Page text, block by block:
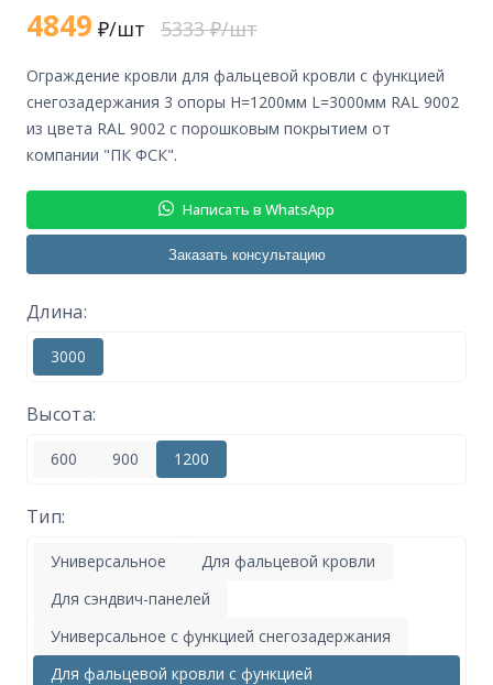
4849 ₽/шт 5333 ₽/шт
ограждение кровли для фальцевой кровли с функцией
снегозадержания 3 опоры H=1200мм L=3000мм RAL 9002
из цвета RAL 9002 с порошковым покрытием от
компании "ПК ФСК".
Написать в WhatsApp
Заказать консультацию
Длина:
3000
Высота:
600 900 1200
Тип:
Универсальное
Для фальцевой кровли
Для сэндвич-панелей
Универсальное с функцией снегозадержания
Для фальцевой кровли с функцией